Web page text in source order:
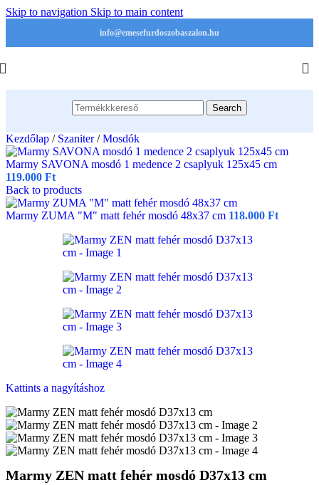
Skip to navigation Skip to main content
info@emesefurdoszobaszalon.hu
Search
Kezdőlap / Szaniter/ Mosdók
Marmy SAVONA mosdó 1 medence 2 csaplyuk 125x45 cm
119.000 Ft
Back to products
Marmy ZUMA "M" matt fehér mosdó 48x37 cm 118.000 Ft
Kattints a nagyításhoz
Marmy ZEN matt fehér mosdó D37x13 cm